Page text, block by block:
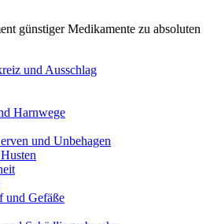
günstiger Medikamente zu absoluten
und Ausschlag
Harnwege
und Unbehagen
und Gefäße